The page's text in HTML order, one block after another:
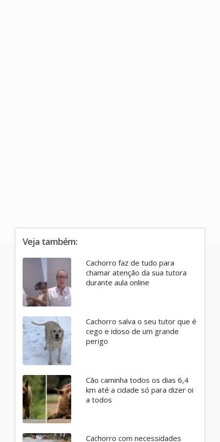
Veja também:
Cachorro faz de tudo para
chamar atenção da sua tutora
durante aula online
Cachorro salva o seu tutor que é
cego e idoso de um grande
perigo
Cão caminha todos os dias 6,4
km até a cidade só para dizer oi
a todos
Cachorro com necessidades